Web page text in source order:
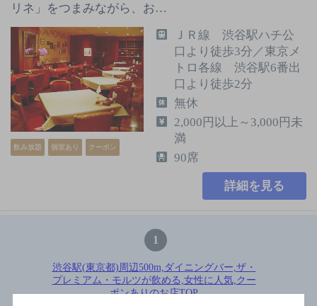
リネ」をつまみながら、お…
飲み放題 個室あり クーポン
ＪＲ線 渋谷駅ハチ公
口より徒歩3分／東京メ
トロ各線 渋谷駅6番出
口より徒歩2分
無休
2,000円以上～3,000円未
満
90席
詳細を見る
1
渋谷駅(東京都)周辺500m,ダイニングバー,ザ・
プレミアム・モルツが飲める,女性に人気,クー
ポンありのお店TOP